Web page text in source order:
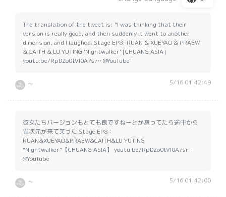
The translation of the tweet is: "I was thinking that their
version is really good, and then suddenly it went to another
dimension, and I laughed. Stage EP8: RUAN & XUEYAO & PRAEW
& CAITH & LU YUTING 'Nightwalker' [CHUANG ASIA]
youtu.be/RpDZo0tVI0A?si… @YouTube"
~ 5/16 01:42:49
彼女たちバージョンもとても良ですねーとか思ってたら途中から
異次元が来て笑った Stage EP8：
RUAN&XUEYAO&PRAEW&CAITH&LU YUTING
"Nightwalker"【CHUANG ASIA】 youtu.be/RpDZo0tVI0A?si…
@YouTube
~ 5/16 01:42:00